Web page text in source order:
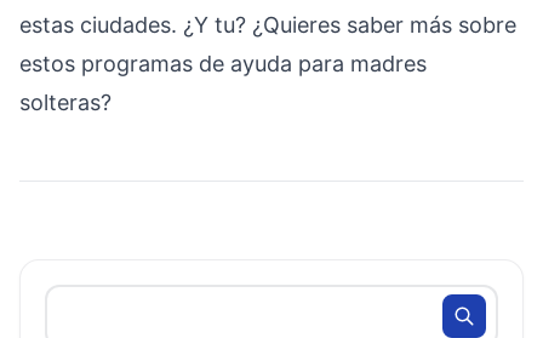
estas ciudades. ¿Y tu? ¿Quieres saber más sobre
estos programas de ayuda para madres
solteras?